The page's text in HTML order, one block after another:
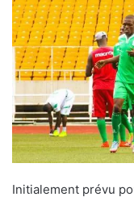
Initialement prévu